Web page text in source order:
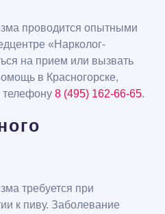
проводится опытными
«Нарколог-
на прием или вызвать
в Красногорске,
телефону 8 (495) 162-66-65.
требуется при
к пиву. Заболевание